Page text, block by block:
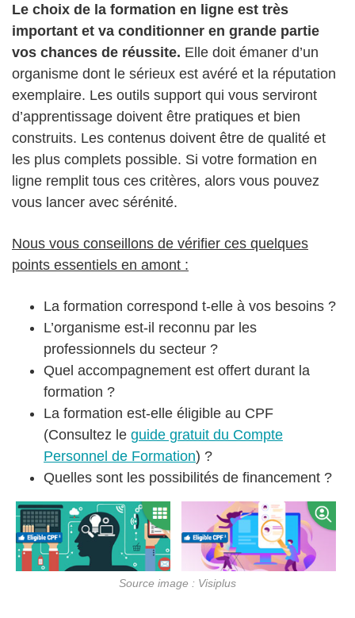
Le choix de la formation en ligne est très
important et va conditionner en grande partie
vos chances de réussite. Elle doit émaner d’un
organisme dont le sérieux est avéré et la réputation
exemplaire. Les outils support qui vous serviront
d’apprentissage doivent être pratiques et bien
construits. Les contenus doivent être de qualité et
les plus complets possible. Si votre formation en
ligne remplit tous ces critères, alors vous pouvez
vous lancer avec sérénité.
Nous vous conseillons de vérifier ces quelques
points essentiels en amont :
La formation correspond t-elle à vos besoins ?
L’organisme est-il reconnu par les
professionnels du secteur ?
Quel accompagnement est offert durant la
formation ?
La formation est-elle éligible au CPF
(Consultez le guide gratuit du Compte
Personnel de Formation) ?
Quelles sont les possibilités de financement ?
Source image : Visiplus